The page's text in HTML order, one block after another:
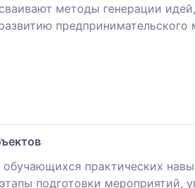
методы генерации
практических
подготовки мероприятий,